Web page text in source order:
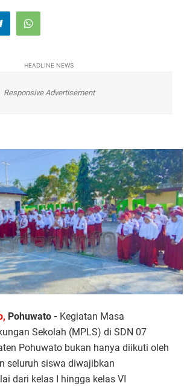
HEADLINE NEWS
Responsive Advertisement
Pohuwato - Kegiatan Masa
Sekolah (MPLS) di SDN 07
Pohuwato bukan hanya diikuti oleh
seluruh siswa diwajibkan
dari kelas I hingga kelas VI